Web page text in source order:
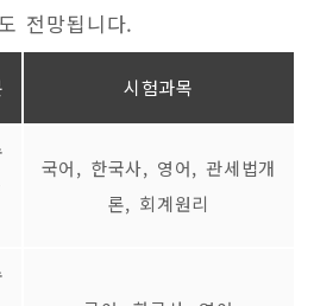
전망됩니다.
시험과목
국어, 한국사, 영어, 관세법개
론, 회계원리